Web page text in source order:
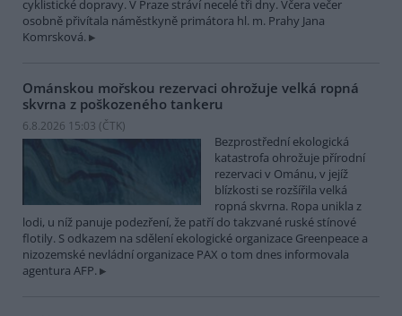
cyklistické dopravy. V Praze stráví necelé tři dny. Včera večer
osobně přivítala náměstkyně primátora hl. m. Prahy Jana
Komrsková.
Ománskou mořskou rezervaci ohrožuje velká ropná
skvrna z poškozeného tankeru
6.8.2026 15:03 (ČTK)
Bezprostřední ekologická
katastrofa ohrožuje přírodní
rezervaci v Ománu, v jejíž
blízkosti se rozšířila velká
ropná skvrna. Ropa unikla z
lodi, u níž panuje podezření, že patří do takzvané ruské stínové
flotily. S odkazem na sdělení ekologické organizace Greenpeace a
nizozemské nevládní organizace PAX o tom dnes informovala
agentura AFP.